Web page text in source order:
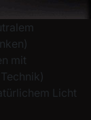
mit
Licht